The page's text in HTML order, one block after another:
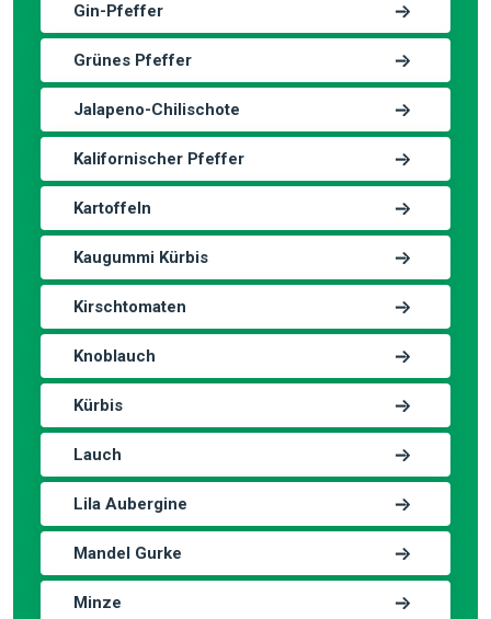
Gin-Pfeffer
Grünes Pfeffer
Jalapeno-Chilischote
Kalifornischer Pfeffer
Kartoffeln
Kaugummi Kürbis
Kirschtomaten
Knoblauch
Kürbis
Lauch
Lila Aubergine
Mandel Gurke
Minze